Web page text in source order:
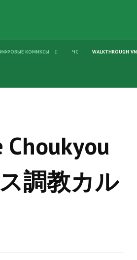
КОМИКСЫ ЧС WALKTHROUGH VN
Choukyou
調教カル